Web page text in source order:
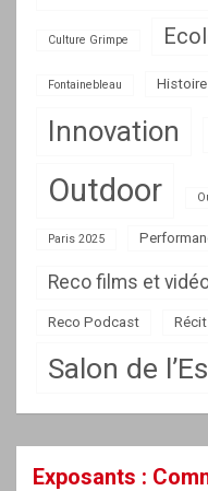
Culture Grimpe
Fontainebleau Histoire
Innovation
Outdoor
Paris 2025
Reco films et
Reco Podcast
Salon de
Exposants :